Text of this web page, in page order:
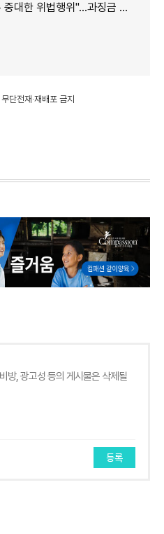
법행위"...과징금 최대 15조원 전망
단전재·재배포 금지
등록